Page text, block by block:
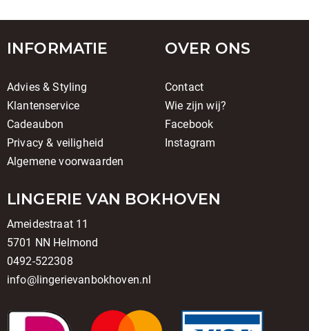
INFORMATIE
Advies & Styling
Klantenservice
Cadeaubon
Privacy & veiligheid
Algemene voorwaarden
OVER ONS
Contact
Wie zijn wij?
Facebook
Instagram
LINGERIE VAN BOKHOVEN
Ameidestraat 11
5701 NN Helmond
0492-522308
info@lingerievanbokhoven.nl